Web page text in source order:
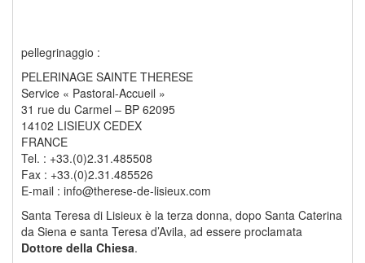
pellegrinaggio :
PELERINAGE SAINTE THERESE
Service « Pastoral-Accueil »
31 rue du Carmel – BP 62095
14102 LISIEUX CEDEX
FRANCE
Tel. : +33.(0)2.31.485508
Fax : +33.(0)2.31.485526
E-mail : info@therese-de-lisieux.com
Santa Teresa di Lisieux è la terza donna, dopo Santa Caterina
da Siena e santa Teresa d’Avila, ad essere proclamata
Dottore della Chiesa.